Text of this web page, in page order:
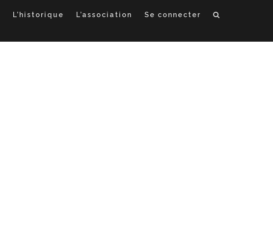
L’historique L’association Se connecter